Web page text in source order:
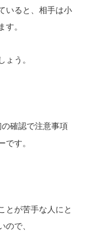
いると、相手は小
。
う。
確認で注意事項
す。
とが苦手な人にと
で、